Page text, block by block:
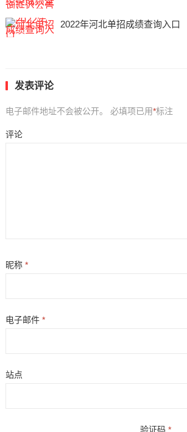
2022年河北单招成绩查询入口
发表评论
电子邮件地址不会被公开。 必填项已用*标注
评论
昵称 *
电子邮件 *
站点
验证码*